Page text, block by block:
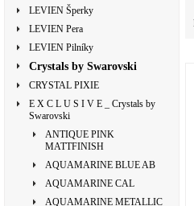
LEVIEN Šperky
LEVIEN Pera
LEVIEN Pilníky
Crystals by Swarovski
CRYSTAL PIXIE
E X C L U S I V E _ Crystals by
Swarovski
ANTIQUE PINK
MATTFINISH
AQUAMARINE BLUE AB
AQUAMARINE CAL
AQUAMARINE METALLIC